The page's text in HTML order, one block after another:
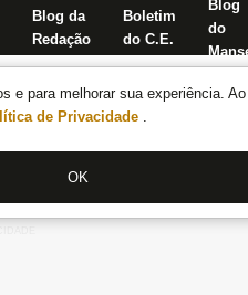
e para melhorar sua experiência.
de Privacidade .
OK
Blog da
Redação
Boletim
do C.E.
Blog
do